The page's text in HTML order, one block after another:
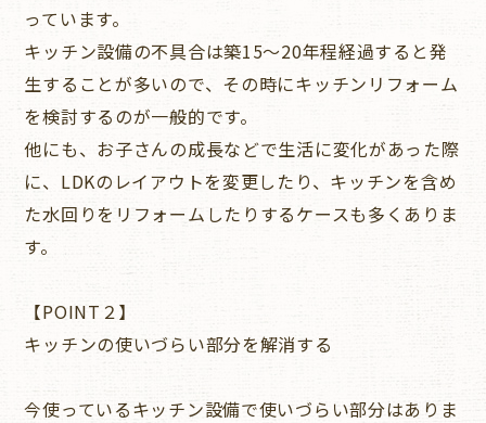
っています。
キッチン設備の不具合は築15〜20年程経過すると発
生することが多いので、その時にキッチンリフォーム
を検討するのが一般的です。
他にも、お子さんの成長などで生活に変化があった際
に、LDKのレイアウトを変更したり、キッチンを含め
た水回りをリフォームしたりするケースも多くありま
す。
【POINT２】
キッチンの使いづらい部分を解消する
今使っているキッチン設備で使いづらい部分はありま